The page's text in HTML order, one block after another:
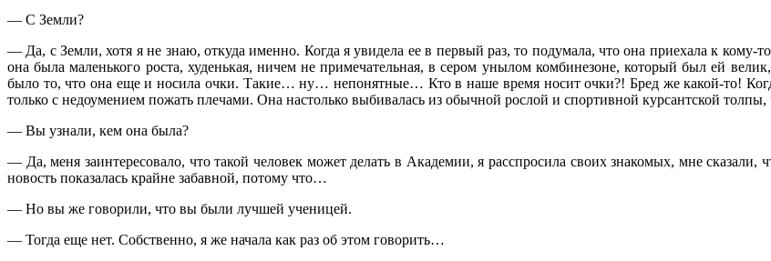
— С Земли?
— Да, с Земли, хотя я не знаю, откуда именно. Когда я увидела ее в первый раз, то подумала, что она приехала к кому-
она была маленького роста, худенькая, ничем не примечательная, в сером унылом комбинезоне, который был ей
было то, что она еще и носила очки. Такие… ну… непонятные… Кто в наше время носит очки?! Бред же какой-то!
только с недоумением пожать плечами. Она настолько выбивалась из обычной рослой и спортивной курсантской
— Вы узнали, кем она была?
— Да, меня заинтересовало, что такой человек может делать в Академии, я расспросила своих знакомых, мне
новость показалась крайне забавной, потому что…
— Но вы же говорили, что вы были лучшей ученицей.
— Тогда еще нет. Собственно, я же начала как раз об этом говорить…